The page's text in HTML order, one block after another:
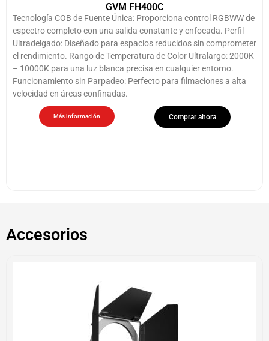
GVM FH400C
Tecnología COB de Fuente Única: Proporciona control RGBWW de
espectro completo con una salida constante y enfocada. Perfil
Ultradelgado: Diseñado para espacios reducidos sin comprometer
el rendimiento. Rango de Temperatura de Color Ultralargo: 2000K
– 10000K para una luz blanca precisa en cualquier entorno.
Funcionamiento sin Parpadeo: Perfecto para filmaciones a alta
velocidad en áreas confinadas.
Más información Comprar ahora
Accesorios